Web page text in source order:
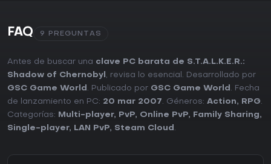
FAQ 9 PREGUNTAS
Antes de buscar una clave PC barata de S.T.A.L.K.E.R.:
Shadow of Chernobyl , revisa lo esencial. Desarrollado por
GSC Game World . Publicado por GSC Game World . Fecha
de lanzamiento en PC: 20 mar 2007. Géneros: Action, RPG.
Categorías:
Multi-player, PvP, Online PvP, Family Sharing,
Single-player, LAN PvP, Steam Cloud .